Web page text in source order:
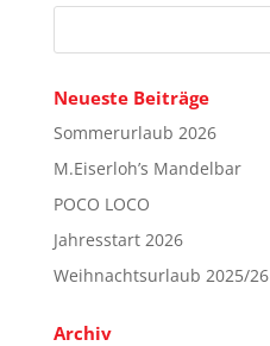
Neueste Beiträge
Sommerurlaub 2026
M.Eiserloh’s Mandelbar
POCO LOCO
Jahresstart 2026
Weihnachtsurlaub 2025/26
Archiv